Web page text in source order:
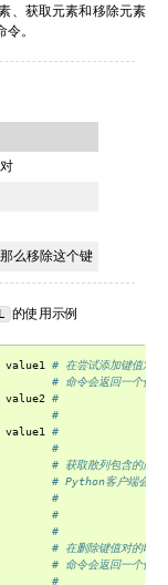
、获取元素和移除元素
。
么移除这个键
的使用示例
value1
# 在尝试添加键值对到
# 命令会返回一个值来
value2
#
#
value1
#
#
# 获取散列包含的所有
# Python客户端会将
#
#
#
# 在删除键值对的时候
# 命令会返回一个值来
#